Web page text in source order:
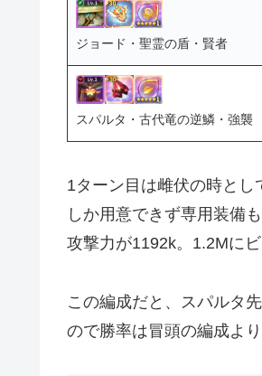
ジョード・聖霊の盾・賢者
スパルタ・古代竜の逆鱗・強襲
1ターン目は雌伏の時と
しか用意できず専用装備
攻撃力が1192k。1.2Mに
この編成だと、スパルタ
ので勝率は冒頭の編成よ